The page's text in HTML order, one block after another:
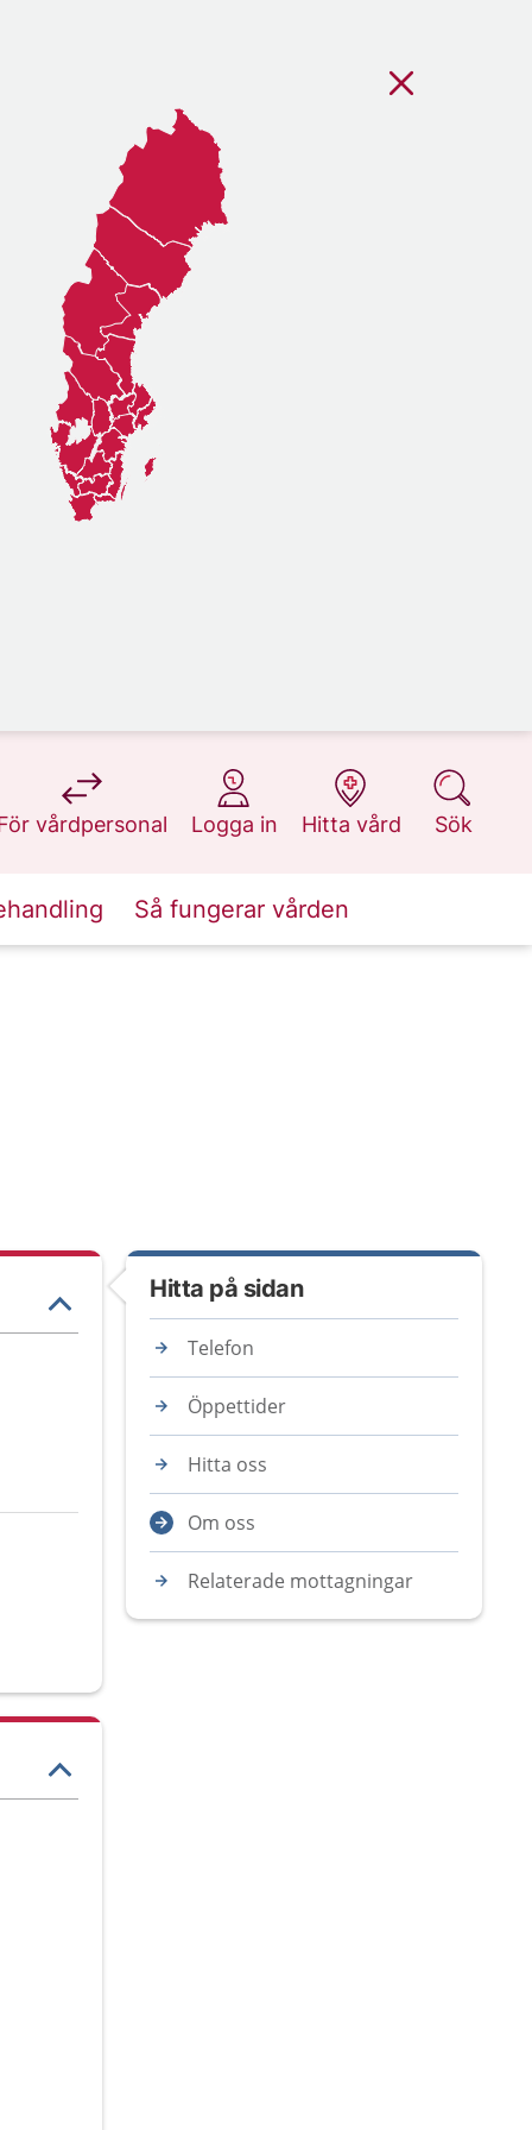
vårdpersonal
på 1177.se
Logga in
på 1177.se
Hitta vård
på 1177.se
Sök
på 1177.se
Så fungerar vården
Hitta på sidan
Telefon
Öppettider
Hitta oss
Om oss
Relaterade mottagningar